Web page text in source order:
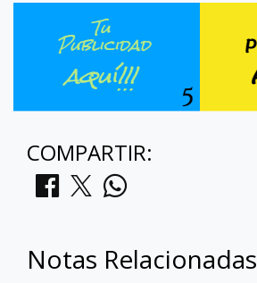
COMPARTIR:
Notas Relacionadas